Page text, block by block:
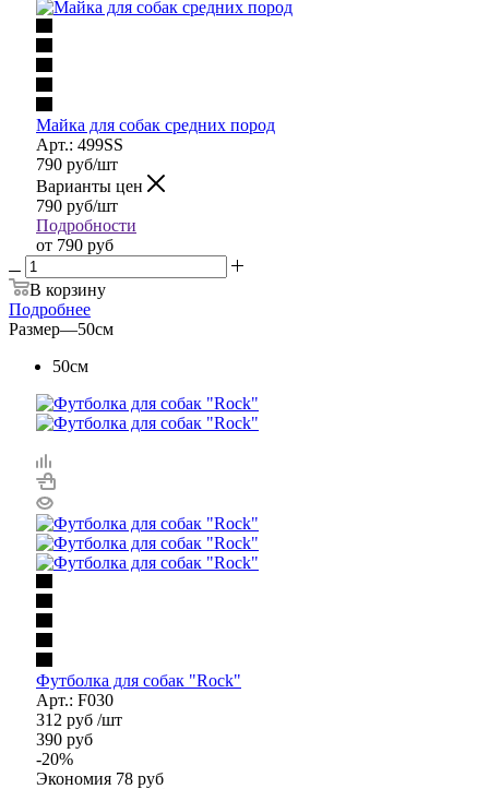
Майка для собак средних пород
Арт.: 499SS
790 руб/шт
Варианты цен
790 руб/шт
Подробности
от 790 руб
В корзину
Подробнее
Размер—50см
50см
Футболка для собак "Rock"
Арт.: F030
312 руб /шт
390 руб
-20%
Экономия 78 руб